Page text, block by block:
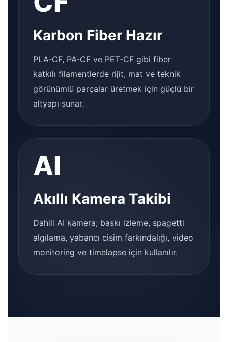
Karbon Fiber Hazır
PLA‑CF, PA‑CF ve PET‑CF gibi fiber
katkılı filamentlerde rijit, mat ve teknik
görünümlü parçalar üretmek için güçlü bir
altyapı sunar.
AI
Akıllı Kamera Takibi
Dahili AI kamera; baskı izleme, spagetti
algılama, yabancı cisim farkındalığı, video
monitoring ve timelapse için kullanılır.